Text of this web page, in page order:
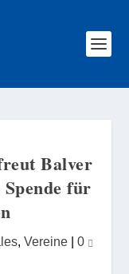
Balver
für
, Vereine| 0